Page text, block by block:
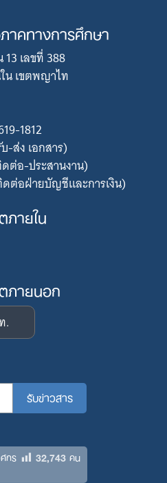
าคทางการศึกษา
เลขที่ 388
น เขตพญาไท
1812
-ส่ง เอกสาร)
ต่อ-ประสานงาน)
ดต่อฝ่ายบัญชีและการเงิน)
ายใน
ภายนอก
.
กร 32,743คน